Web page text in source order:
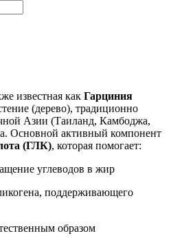
известная как Гарциния
(дерево), традиционно
Азии (Таиланд, Камбоджа,
Основной активный компонент
(ГЛК), которая помогает:
углеводов в жир
поддерживающего
образом